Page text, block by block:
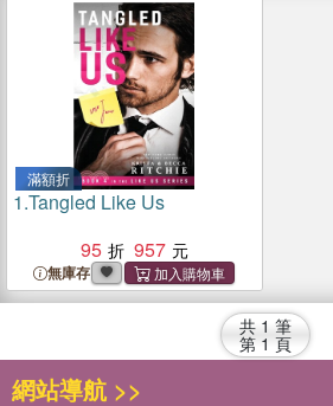
滿額折
1.Tangled Like Us
95
957
無庫存
共 1 筆
第 1 頁
網站導航 >>